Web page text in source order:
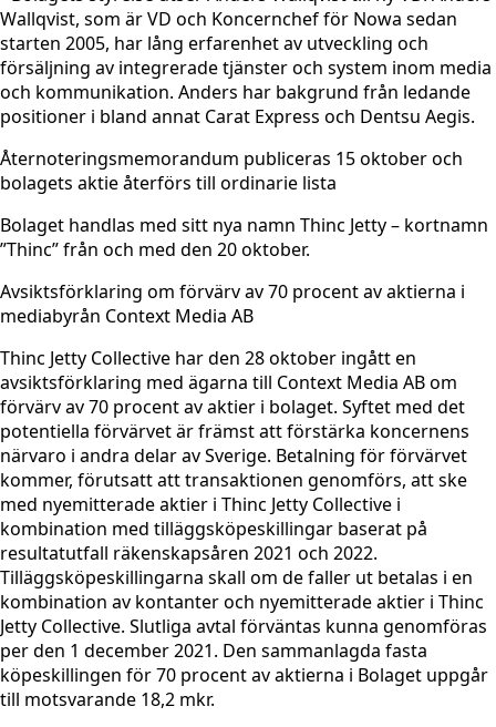
Wallqvist, som är VD och Koncernchef för Nowa sedan
starten 2005, har lång erfarenhet av utveckling och
försäljning av integrerade tjänster och system inom media
och kommunikation. Anders har bakgrund från ledande
positioner i bland annat Carat Express och Dentsu Aegis.
Åternoteringsmemorandum publiceras 15 oktober och
bolagets aktie återförs till ordinarie lista
Bolaget handlas med sitt nya namn Thinc Jetty – kortnamn
”Thinc” från och med den 20 oktober.
Avsiktsförklaring om förvärv av 70 procent av aktierna i
mediabyrån Context Media AB
Thinc Jetty Collective har den 28 oktober ingått en
avsiktsförklaring med ägarna till Context Media AB om
förvärv av 70 procent av aktier i bolaget. Syftet med det
potentiella förvärvet är främst att förstärka koncernens
närvaro i andra delar av Sverige. Betalning för förvärvet
kommer, förutsatt att transaktionen genomförs, att ske
med nyemitterade aktier i Thinc Jetty Collective i
kombination med tilläggsköpeskillingar baserat på
resultatutfall räkenskapsåren 2021 och 2022.
Tilläggsköpeskillingarna skall om de faller ut betalas i en
kombination av kontanter och nyemitterade aktier i Thinc
Jetty Collective. Slutliga avtal förväntas kunna genomföras
per den 1 december 2021. Den sammanlagda fasta
köpeskillingen för 70 procent av aktierna i Bolaget uppgår
till motsvarande 18,2 mkr.